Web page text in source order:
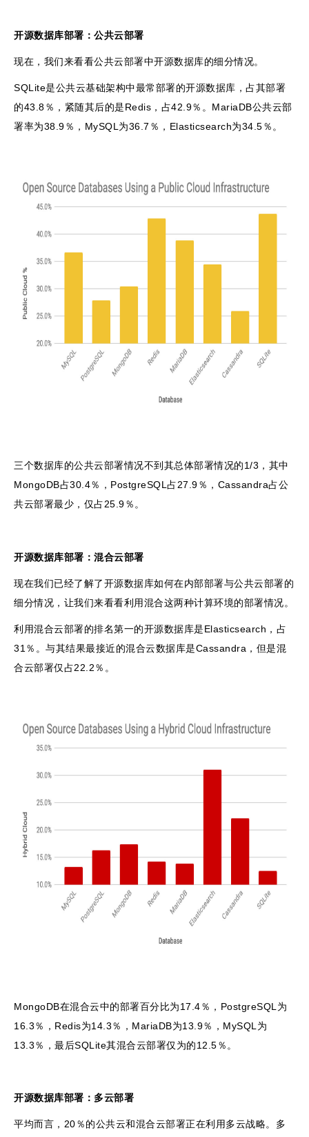
开源数据库部署：公共云部署
现在，我们来看看公共云部署中开源数据库的细分情况。
SQLite是公共云基础架构中最常部署的开源数据库，占其部署
的43.8％，紧随其后的是Redis，占42.9％。MariaDB公共云部
署率为38.9％，MySQL为36.7％，Elasticsearch为34.5％。
三个数据库的公共云部署情况不到其总体部署情况的1/3，其中
MongoDB占30.4％，PostgreSQL占27.9％，Cassandra占公
共云部署最少，仅占25.9％。
开源数据库部署：混合云部署
现在我们已经了解了开源数据库如何在内部部署与公共云部署的
细分情况，让我们来看看利用混合这两种计算环境的部署情况。
利用混合云部署的排名第一的开源数据库是Elasticsearch，占
31％。与其结果最接近的混合云数据库是Cassandra，但是混
合云部署仅占22.2％。
MongoDB在混合云中的部署百分比为17.4％，PostgreSQL为
16.3％，Redis为14.3％，MariaDB为13.9％，MySQL为
13.3％，最后SQLite其混合云部署仅为的12.5％。
开源数据库部署：多云部署
平均而言，20％的公共云和混合云部署正在利用多云战略。多